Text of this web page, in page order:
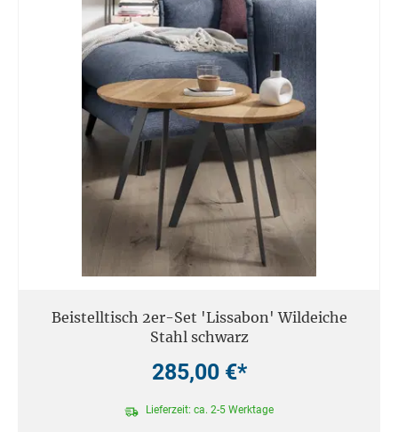
Beistelltisch 2er-Set 'Lissabon' Wildeiche
Stahl schwarz
285,00 €*
Lieferzeit: ca. 2-5 Werktage